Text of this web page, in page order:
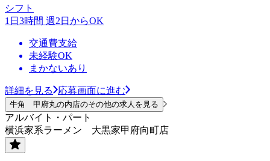
シフト
1日3時間 週2日からOK
交通費支給
未経験OK
まかないあり
詳細を見る 応募画面に進む
牛角 甲府丸の内店のその他の求人を見る
アルバイト・パート
横浜家系ラーメン 大黒家甲府向町店